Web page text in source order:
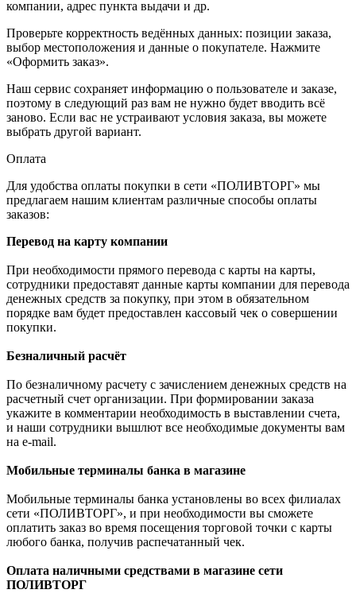
компании, адрес пункта выдачи и др.
Проверьте корректность ведённых данных: позиции заказа,
выбор местоположения и данные о покупателе. Нажмите
«Оформить заказ».
Наш сервис сохраняет информацию о пользователе и заказе,
поэтому в следующий раз вам не нужно будет вводить всё
заново. Если вас не устраивают условия заказа, вы можете
выбрать другой вариант.
Оплата
Для удобства оплаты покупки в сети «ПОЛИВТОРГ» мы
предлагаем нашим клиентам различные способы оплаты
заказов:
Перевод на карту компании
При необходимости прямого перевода с карты на карты,
сотрудники предоставят данные карты компании для перевода
денежных средств за покупку, при этом в обязательном
порядке вам будет предоставлен кассовый чек о совершении
покупки.
Безналичный расчёт
По безналичному расчету с зачислением денежных средств на
расчетный счет организации. При формировании заказа
укажите в комментарии необходимость в выставлении счета,
и наши сотрудники вышлют все необходимые документы вам
на e-mail.
Мобильные терминалы банка в магазине
Мобильные терминалы банка установлены во всех филиалах
сети «ПОЛИВТОРГ», и при необходимости вы сможете
оплатить заказ во время посещения торговой точки с карты
любого банка, получив распечатанный чек.
Оплата наличными средствами в магазине сети
ПОЛИВТОРГ